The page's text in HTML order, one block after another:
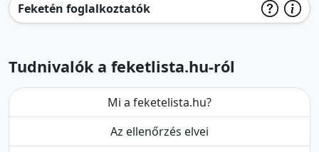
Feketén foglalkoztatók
Tudnivalók a feketlista.hu-ról
Mi a feketelista.hu?
Az ellenőrzés elvei